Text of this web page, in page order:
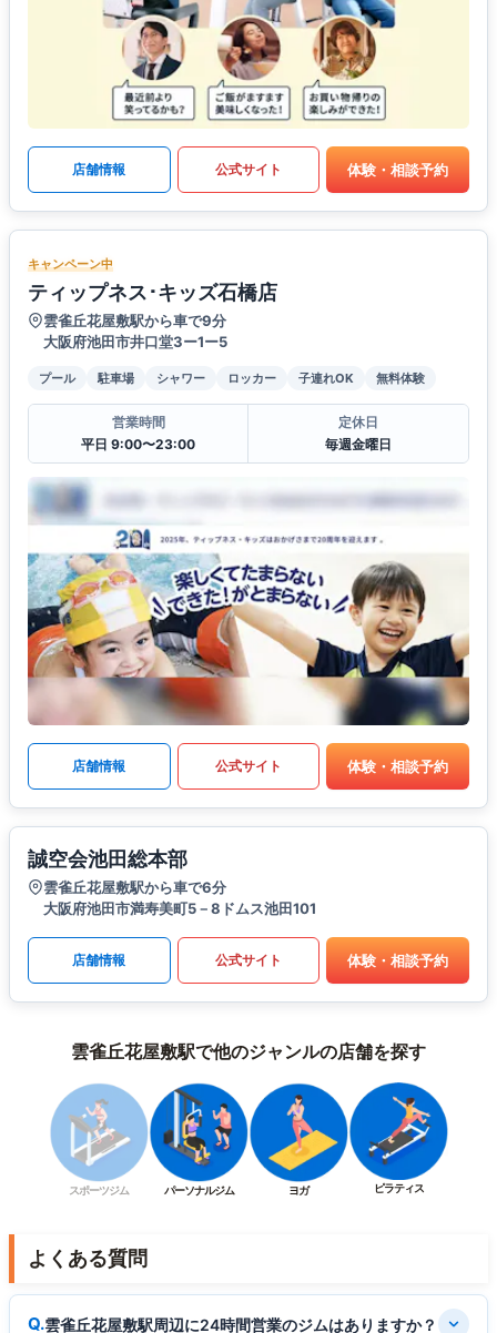
店舗情報 公式サイト 体験・相談予約
キャンペーン中
ティップネス･キッズ石橋店
雲雀丘花屋敷駅から車で9分
大阪府池田市井口堂3ー1ー5
プール 駐車場 シャワー ロッカー 子連れOK 無料体験
営業時間
平日 9:00〜23:00
定休日
毎週金曜日
店舗情報 公式サイト 体験・相談予約
誠空会池田総本部
雲雀丘花屋敷駅から車で6分
大阪府池田市満寿美町5－8ドムス池田101
店舗情報 公式サイト 体験・相談予約
雲雀丘花屋敷駅で他のジャンルの店舗を探す
スポーツジム パーソナルジム ヨガ ピラティス
よくある質問
雲雀丘花屋敷駅周辺に24時間営業のジムはありますか？